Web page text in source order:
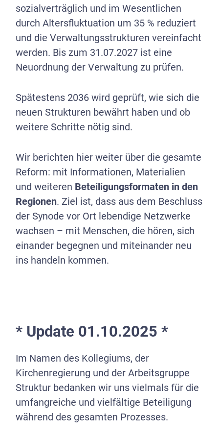
sozialverträglich und im Wesentlichen
durch Altersfluktuation um 35 % reduziert
und die Verwaltungsstrukturen vereinfacht
werden. Bis zum 31.07.2027 ist eine
Neuordnung der Verwaltung zu prüfen.
Spätestens 2036 wird geprüft, wie sich die
neuen Strukturen bewährt haben und ob
weitere Schritte nötig sind.
Wir berichten hier weiter über die gesamte
Reform: mit Informationen, Materialien
und weiteren Beteiligungsformaten in den
Regionen. Ziel ist, dass aus dem Beschluss
der Synode vor Ort lebendige Netzwerke
wachsen – mit Menschen, die hören, sich
einander begegnen und miteinander neu
ins handeln kommen.
* Update 01.10.2025 *
Im Namen des Kollegiums, der
Kirchenregierung und der Arbeitsgruppe
Struktur bedanken wir uns vielmals für die
umfangreiche und vielfältige Beteiligung
während des gesamten Prozesses.